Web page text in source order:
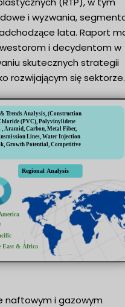
i wyzwania,
lata. Raport
i decydentom w
skutecznych strategii
rozwijającym się sektorze.
naftowym i gazowym